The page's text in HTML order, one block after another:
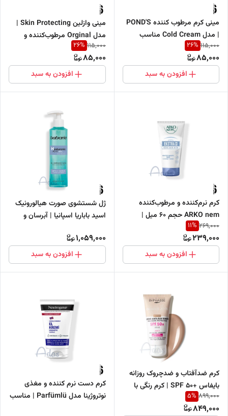
مینی کرم مرطوب کننده POND'S
| مدل Cold Cream مناسب
پوست های خشک
115,000
26%
85,000
افزودن به سبد
مینی وازلین Skin Protecting |
مدل Orginal مرطوب‌کننده و
نرم‌کننده
115,000
26%
85,000
افزودن به سبد
کرم نرم‌کننده و مرطوب‌کننده
ARKO nem حجم 60 میل |
مناسب پوست‌های خشک
269,000
11%
239,000
افزودن به سبد
ژل شستشوی صورت هیالورونیک
اسید باباریا اسپانیا | آبرسان و
1,059,000
افزودن به سبد
کرم ضدآفتاب و ضدچروک روزانه
بایفاس +SPF 50 | کرم رنگی با
تناژ برنزه طبیعی BRONZE
899,000
5%
849,000
کرم دست نرم کننده و مغذی
نوتروژینا مدل Parfümlü | مناسب